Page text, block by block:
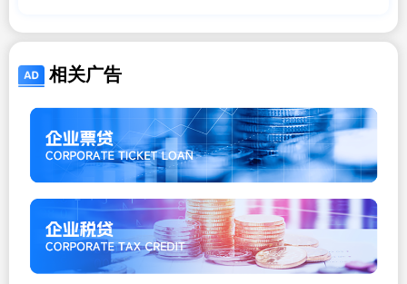
相关广告